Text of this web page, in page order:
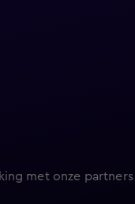
met onze